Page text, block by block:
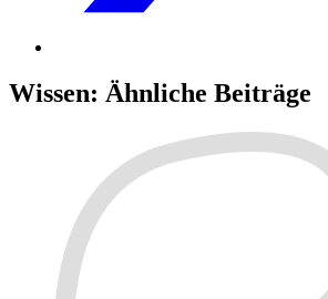
Wissen: Ähnliche Beiträge